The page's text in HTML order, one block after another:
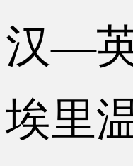
汉—
埃里